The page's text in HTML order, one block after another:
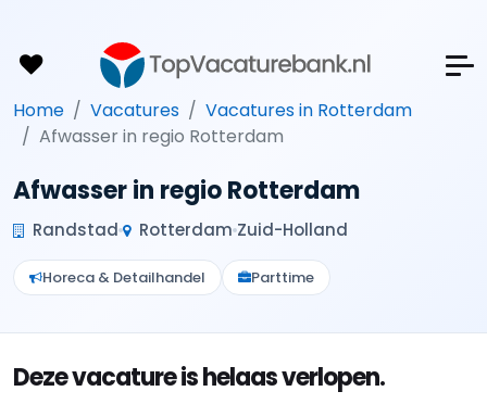
Home Vacatures
Vacatures in Rotterdam
Afwasser in regio Rotterdam
Afwasser in regio Rotterdam
Randstad Rotterdam Zuid-Holland
Horeca & Detailhandel Parttime
Deze vacature is helaas verlopen.